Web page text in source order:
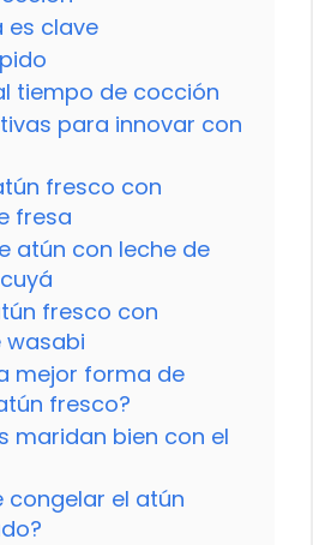
es clave
tiempo de cocción
para innovar con
fresco con
fresa
atún con leche de
fresco con
wasabi
mejor forma de
fresco?
maridan bien con el
congelar el atún